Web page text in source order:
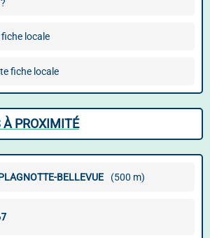
locale
fiche locale
À PROXIMITÉ
BELLEVUE (500 m)